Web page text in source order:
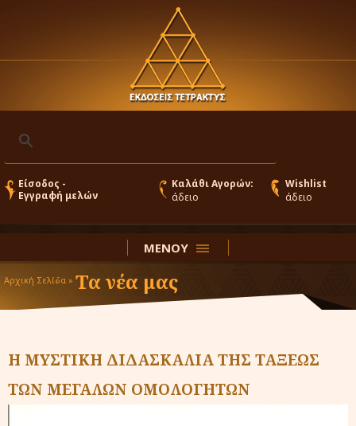
Είσοδος -
Εγγραφή μελών
Καλάθι Αγορών:
άδειο
Wishlist
άδειο
ΜΕΝΟΥ
Αρχική Σελίδα » Τα νέα μας
Η ΜΥΣΤΙΚΗ ΔΙΔΑΣΚΑΛΙΑ ΤΗΣ ΤΑΞΕΩΣ
ΤΩΝ ΜΕΓΑΛΩΝ ΟΜΟΛΟΓΗΤΩΝ